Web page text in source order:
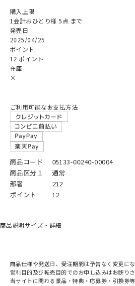
購入上限
1会計おひとり様 5点 まで
発売日
2025/04/25
ポイント
12 ポイント
在庫
×
ご利用可能なお支払方法
商品コード
05133-00240-00004
商品区分１
通常
部署
212
ポイント
12
商品説明サイズ・詳細
商品仕様や発送日、受注期間は予告なく変更にな
営利目的及び転売目的でのお申し込みはお断りさ
当サイトに関わる景品・特典・応募券・引換券